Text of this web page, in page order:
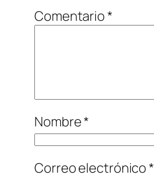
Comentario*
Nombre*
Correo electrónico*